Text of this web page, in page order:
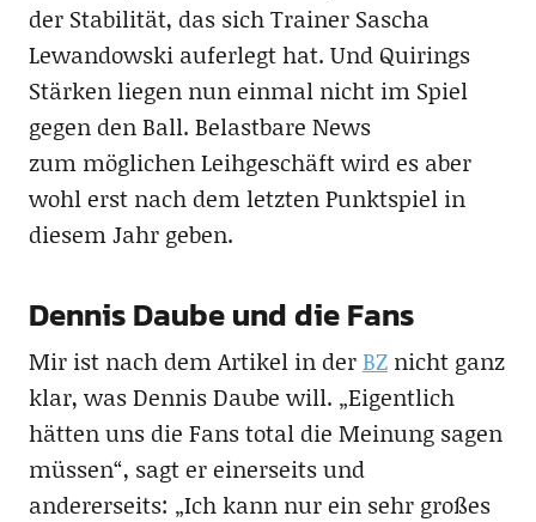
der Stabilität, das sich Trainer Sascha
Lewandowski auferlegt hat. Und Quirings
Stärken liegen nun einmal nicht im Spiel
gegen den Ball. Belastbare News
zum möglichen Leihgeschäft wird es aber
wohl erst nach dem letzten Punktspiel in
diesem Jahr geben.
Dennis Daube und die Fans
Mir ist nach dem Artikel in derBZnicht ganz
klar, was Dennis Daube will. „Eigentlich
hätten uns die Fans total die Meinung sagen
müssen“, sagt er einerseits und
andererseits: „Ich kann nur ein sehr großes